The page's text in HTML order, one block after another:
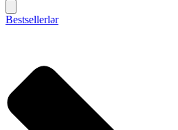
Bestsellerlər